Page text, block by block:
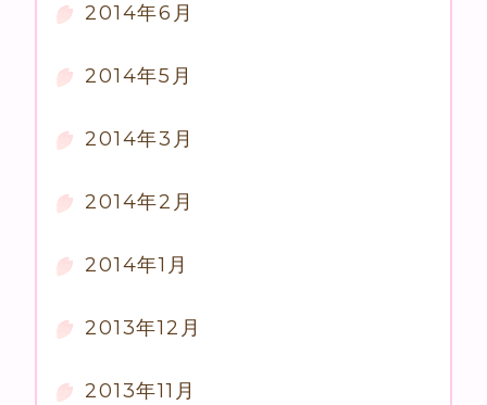
2014年6月
2014年5月
2014年3月
2014年2月
2014年1月
2013年12月
2013年11月